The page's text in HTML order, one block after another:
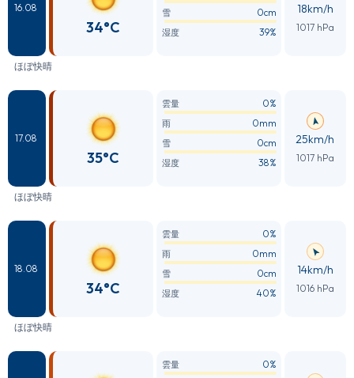
16.08
34°C
雪 0cm
湿度 39%
18km/h
1017 hPa
ほぼ快晴
17.08
35°C
雲量 0%
雨 0mm
雪 0cm
湿度 38%
25km/h
1017 hPa
ほぼ快晴
18.08
34°C
雲量 0%
雨 0mm
雪 0cm
湿度 40%
14km/h
1016 hPa
ほぼ快晴
雲量 0%